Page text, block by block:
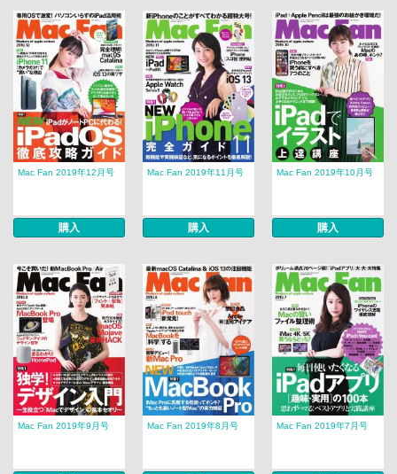
Mac Fan 2019年12月号
購入
Mac Fan 2019年11月号
購入
Mac Fan 2019年10月号
購入
Mac Fan 2019年9月号 Mac Fan 2019年8月号 Mac Fan 2019年7月号